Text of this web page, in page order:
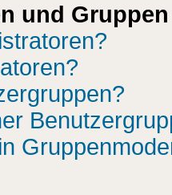
und Gruppen